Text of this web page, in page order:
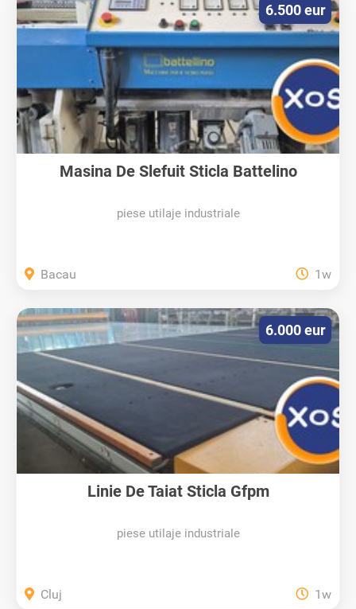
Masina De Slefuit Sticla Battelino
piese utilaje industriale
6.500 eur
Bacau 1w
Linie De Taiat Sticla Gfpm
piese utilaje industriale
6.000 eur
Cluj 1w